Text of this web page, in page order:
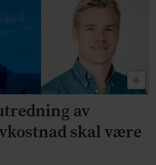
av
skal være